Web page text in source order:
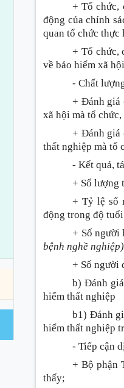
+ Tổ chức,
động của chính
quan tổ chức thực
+ Tổ chức,
về bảo hiểm xã
- Chất
+ Đánh giá
xã hội mà tổ
+ Đánh giá
thất nghiệp mà tổ
- Kết quả,
+ Số lượng
+ Tỷ lệ số
động trong độ
+ Số người
bệnh nghề nghiệp)
+ Số người
b) Đánh
hiểm thất nghiệp
b1) Đánh
hiểm thất nghiệp
- Tiếp cận
+ Bộ phận
thấy;